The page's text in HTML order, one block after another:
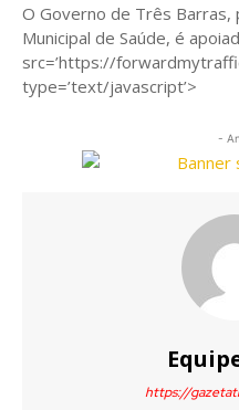
O Governo de Três Barras,
Municipal de Saúde, é
src=’https://
type=’text/javascript’>
-
https://